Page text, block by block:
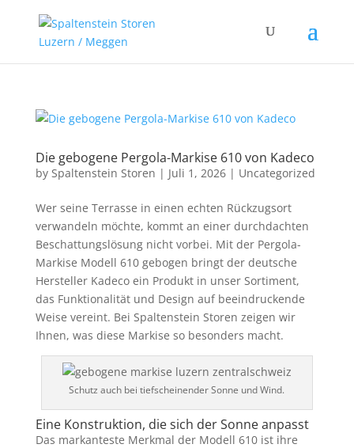
Die gebogene Pergola-Markise 610 von Kadeco
by Spaltenstein Storen | Juli 1, 2026| Uncategorized
Wer seine Terrasse in einen echten Rückzugsort
verwandeln möchte, kommt an einer durchdachten
Beschattungslösung nicht vorbei. Mit der Pergola-
Markise Modell 610 gebogen bringt der deutsche
Hersteller Kadeco ein Produkt in unser Sortiment,
das Funktionalität und Design auf beeindruckende
Weise vereint. Bei Spaltenstein Storen zeigen wir
Ihnen, was diese Markise so besonders macht.
Schutz auch bei tiefscheinender Sonne und Wind.
Eine Konstruktion, die sich der Sonne anpasst
Das markanteste Merkmal der Modell 610 ist ihre